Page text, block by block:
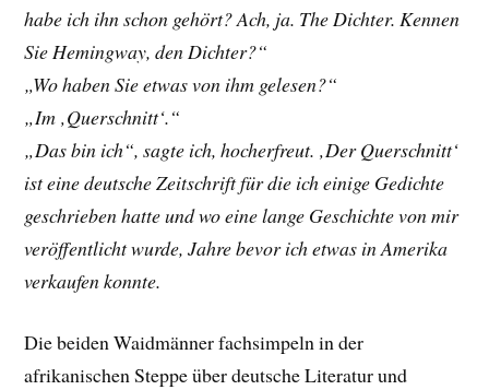
habe ich ihn schon gehört? Ach, ja. The Dichter. Kennen
Sie Hemingway, den Dichter?“
„Wo haben Sie etwas von ihm gelesen?“
„Im ‚Querschnitt‘.“
„Das bin ich“, sagte ich, hocherfreut. ‚Der Querschnitt‘
ist eine deutsche Zeitschrift für die ich einige Gedichte
geschrieben hatte und wo eine lange Geschichte von mir
veröffentlicht wurde, Jahre bevor ich etwas in Amerika
verkaufen konnte.
Die beiden Waidmänner fachsimpeln in der
afrikanischen Steppe über deutsche Literatur und